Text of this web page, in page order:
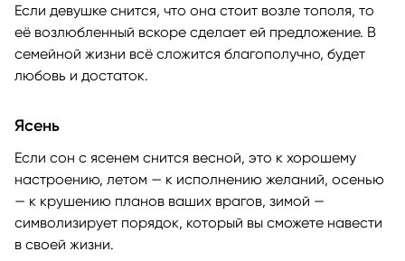
Если девушке снится, что она стоит возле тополя, то
её возлюбленный вскоре сделает ей предложение. В
семейной жизни всё сложится благополучно, будет
любовь и достаток.
Ясень
Если сон с ясенем снится весной, это к хорошему
настроению, летом — к исполнению желаний, осенью
— к крушению планов ваших врагов, зимой —
символизирует порядок, который вы сможете навести
в своей жизни.